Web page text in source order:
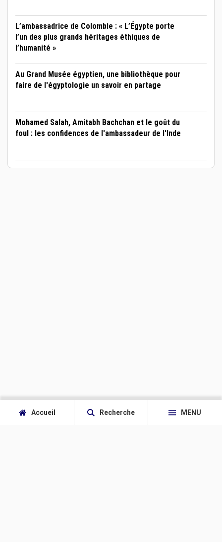
Accueil Recherche MENU
L’ambassadrice de Colombie : « L’Égypte porte
l’un des plus grands héritages éthiques de
l’humanité »
Au Grand Musée égyptien, une bibliothèque pour
faire de l'égyptologie un savoir en partage
Mohamed Salah, Amitabh Bachchan et le goût du
foul : les confidences de l'ambassadeur de l'Inde